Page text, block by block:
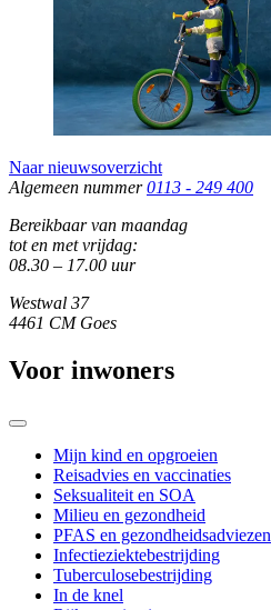
Naar nieuwsoverzicht
Algemeen nummer 0113 - 249 400
Bereikbaar van maandag
tot en met vrijdag:
08.30 – 17.00 uur
Westwal 37
4461 CM Goes
Voor inwoners
Mijn kind en opgroeien
Reisadvies en vaccinaties
Seksualiteit en SOA
Milieu en gezondheid
PFAS en gezondheidsadviezen
Infectieziektebestrijding
Tuberculosebestrijding
In de knel